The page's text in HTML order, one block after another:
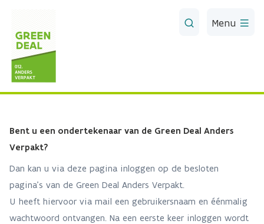
Menu
Bent u een ondertekenaar van de Green Deal Anders
Verpakt?
Dan kan u via deze pagina inloggen op de besloten
pagina's van de Green Deal Anders Verpakt.
U heeft hiervoor via mail een gebruikersnaam en éénmalig
wachtwoord ontvangen. Na een eerste keer inloggen wordt